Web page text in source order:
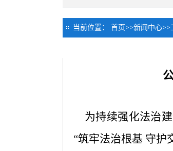
当前位置： 首页>>新闻中心>>
为持续强化法治建
“筑牢法治根基 守护